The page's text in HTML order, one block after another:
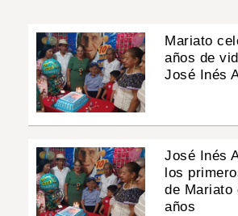
Mariato
años de
José Inés
José Inés
los
de Mariato
años